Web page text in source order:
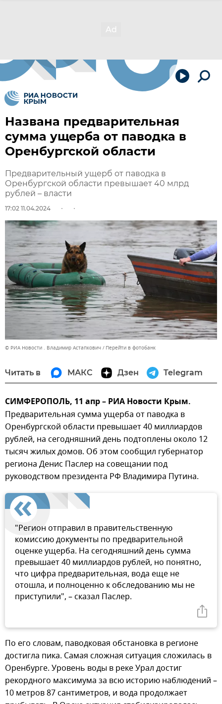
Названа предварительная
сумма ущерба от паводка в
Оренбургской области
Предварительный ущерб от паводка в
Оренбургской области превышает 40 млрд
рублей – власти
17:02 11.04.2024
© РИА Новости . Владимир Астапкович Перейти в фотобанк
Читать в МАКС Дзен Telegram
СИМФЕРОПОЛЬ, 11 апр – РИА Новости Крым.
Предварительная сумма ущерба от паводка в
Оренбургской области превышает 40 миллиардов
рублей, на сегодняшний день подтоплены около 12
тысяч жилых домов. Об этом сообщил губернатор
региона Денис Паслер на совещании под
руководством президента РФ Владимира Путина.
"Регион отправил в правительственную
комиссию документы по предварительной
оценке ущерба. На сегодняшний день сумма
превышает 40 миллиардов рублей, но понятно,
что цифра предварительная, вода еще не
отошла, и полноценно к обследованию мы не
приступили", – сказал Паслер.
По его словам, паводковая обстановка в регионе
достигла пика. Самая сложная ситуация сложилась в
Оренбурге. Уровень воды в реке Урал достиг
рекордного максимума за всю историю наблюдений –
10 метров 87 сантиметров, и вода продолжает